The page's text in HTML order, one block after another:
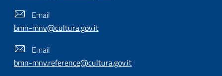
Email
bmn-mnv@cultura.gov.it
Email
bmn-mnv.reference@cultura.gov.it